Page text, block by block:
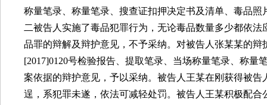
称量笔录、称量笔录、搜查证扣押决定书及清单、毒品
二被告人实施了毒品犯罪行为，无论毒品数量多少都依
品罪的辩解及辩护意见，不予采纳。对被告人张某某的辩
[2017]0120号检验报告、提取笔录、当场称量笔录、称量
案依据的辩护意见，予以采纳。被告人王某在刚获得被
逞，系犯罪未遂，依法可减轻处罚。被告人王某积极配